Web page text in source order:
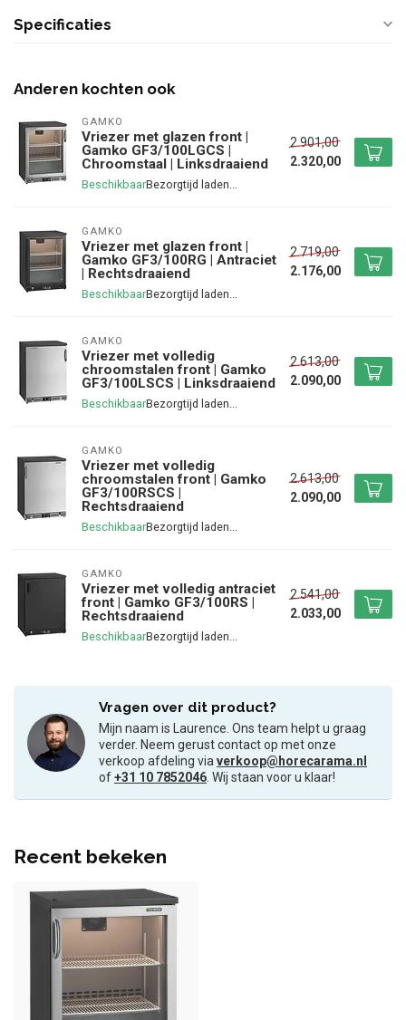
Specificaties
Anderen kochten ook
GAMKO
Vriezer met glazen front |
Gamko GF3/100LGCS |
Chroomstaal | Linksdraaiend
Beschikbaar
2.901,00
2.320,00
GAMKO
Vriezer met glazen front |
Gamko GF3/100RG | Antraciet
| Rechtsdraaiend
Beschikbaar
2.719,00
2.176,00
GAMKO
Vriezer met volledig
chroomstalen front | Gamko
GF3/100LSCS | Linksdraaiend
Beschikbaar
2.613,00
2.090,00
GAMKO
Vriezer met volledig
chroomstalen front | Gamko
GF3/100RSCS |
Rechtsdraaiend
Beschikbaar
2.613,00
2.090,00
GAMKO
Vriezer met volledig antraciet
front | Gamko GF3/100RS |
Rechtsdraaiend
Beschikbaar
2.541,00
2.033,00
Vragen over dit product?
Mijn naam is Laurence. Ons team helpt u graag
verder. Neem gerust contact op met onze
verkoop afdeling viaverkoop@horecarama.nl
of+31 10 7852046. Wij staan voor u klaar!
Recent bekeken